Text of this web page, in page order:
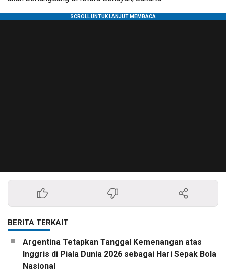
BERITA TERKAIT
Argentina Tetapkan Tanggal Kemenangan atas
Inggris di Piala Dunia 2026 sebagai Hari Sepak Bola
Nasional